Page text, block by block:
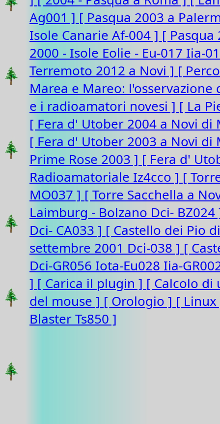
Ag001 ] [ Pasqua 2003 a
Isole Canarie Af-004 ] [ Pasqua
2000 - Isole Eolie - Eu-017 Iia-
Terremoto 2012 a Novi ] [
Marea e Mareo:
e i radioamatori novesi ] [ La
[ Fera d' Utober 2004 a Novi
[ Fera d' Utober 2003 a Novi
Prime Rose 2003 ] [ Fera d'
Radioamatoriale Iz4cco ] [
MO037 ] [ Torre Sacchella a
Laimburg - Bolzano Dci-
Dci- CA033 ] [ Castello dei Pio
settembre 2001 Dci-038 ] [
Dci-GR056 Iota-Eu028 Iia-
] [ Carica il plugin ] [ Calcolo
del mouse ] [ Orologio ] [
Blaster Ts850 ]